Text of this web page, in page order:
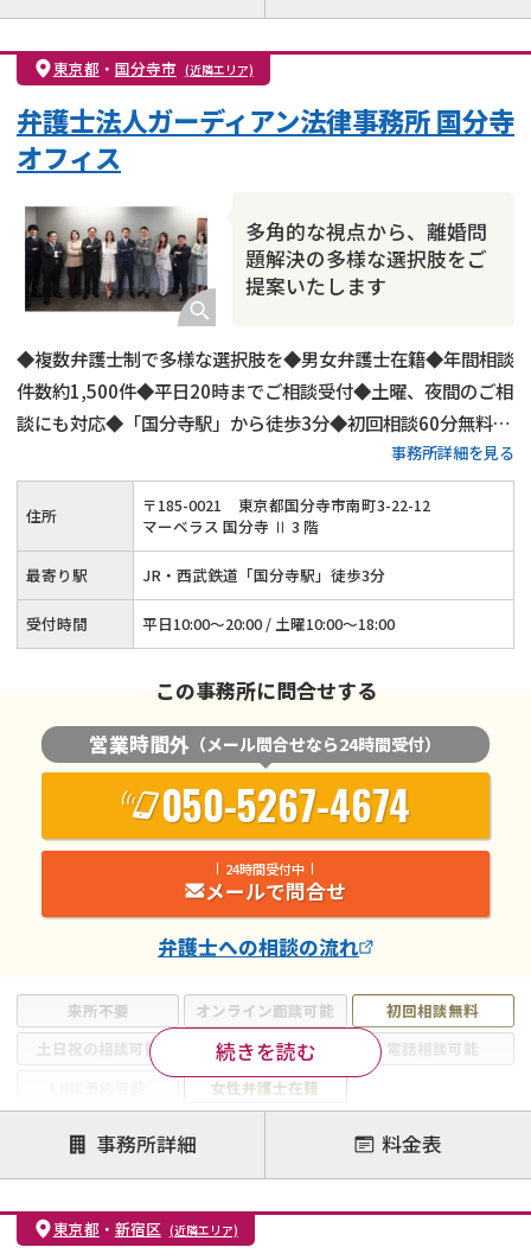
離婚前相談
離婚調停
離婚裁判
親権・面会交流権
DV
モラハラ
不貞・不倫慰謝料請求
国際離婚
財産分与
内縁の夫婦 熟年離婚
東京都 ・ 国分寺市 (近隣エリア)
多角的な視点から、離婚問
題解決の多様な選択肢をご
提案いたします
弁護士法人ガーディアン法律事務所 国分寺
オフィス
◆複数弁護士制で多様な選択肢を◆男女弁護士在籍◆年間相談
件数約1,500件◆平日20時までご相談受付◆土曜、夜間のご相
談にも対応◆「国分寺駅」から徒歩3分◆初回相談60分無料◆
弁護士費用の分割払いも可◆養育費・財産分与・慰謝料請求に
強み◆代理交渉もご対応可
事務所詳細を見る
来所不要 オンライン面談可能
初回相談無料
土日祝の相談可能
19時以降電話可能
電話相談可能
女性弁護士在籍
注力案件
離婚前相談
離婚調停
離婚裁判
親権・面会交流権
DV
モラハラ
不貞・不倫慰謝料請求
国際離婚
続きを読む
住所 〒185-0021
東京都国分寺市南町3-22-12
マーベラス 国分寺 Ⅱ 3 階
最寄り駅 JR・西武鉄道「国分寺駅」徒歩3分
受付時間 平日10:00～20:00 / 土曜10:00～18:00
この事務所に問合せする
営業時間外 （メール問合せなら24時間受付）
050-5267-4674
24時間受付中
メールで問合せ
弁護士への相談の流れ
事務所詳細 料金表
東京都 ・ 新宿区 (近隣エリア)